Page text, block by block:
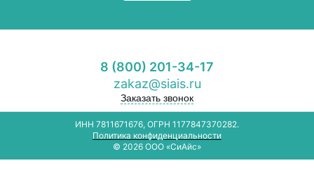
8 (800) 201-34-17
zakaz@siais.ru
Заказать звонок
ИНН 7811671676, ОГРН 1177847370282.
Политика конфиденциальности
© 2026 ООО «СиАйс»